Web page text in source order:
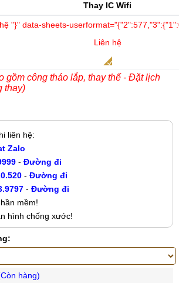
Thay IC Wifi
"}" data-sheets-
Liên hệ
gồm công tháo lắp, thay thế - Đặt lịch
thay)
liên hệ:
Zalo
- Đường đi
- Đường đi
- Đường đi
mềm!
hình chống xước!
hàng)